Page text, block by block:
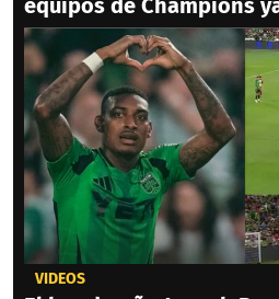
VIDEOS